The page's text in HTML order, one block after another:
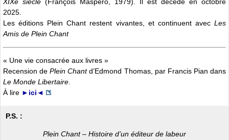
XIXe siècle (François Maspero, 1979). Il est décédé en octobre
2025.
Les éditions Plein Chant restent vivantes, et continuent avec Les
Amis de Plein Chant
« Une vie consacrée aux livres »
Recension dePlein Chantd’Edmond Thomas, par Francis Pian dans
Le Monde Libertaire.
À lire ►ici◄
P.S. :
Plein Chant – Histoire d’un éditeur de labeur